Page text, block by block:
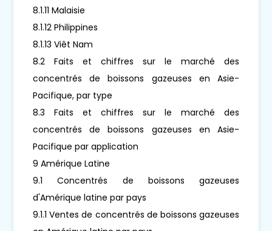
8.1.11 Malaisie
8.1.12 Philippines
8.1.13 Viêt Nam
8.2 Faits et chiffres sur le marché des
concentrés de boissons gazeuses en Asie-
Pacifique, par type
8.3 Faits et chiffres sur le marché des
concentrés de boissons gazeuses en Asie-
Pacifique par application
9 Amérique Latine
9.1 Concentrés de boissons gazeuses
d'Amérique latine par pays
9.1.1 Ventes de concentrés de boissons gazeuses